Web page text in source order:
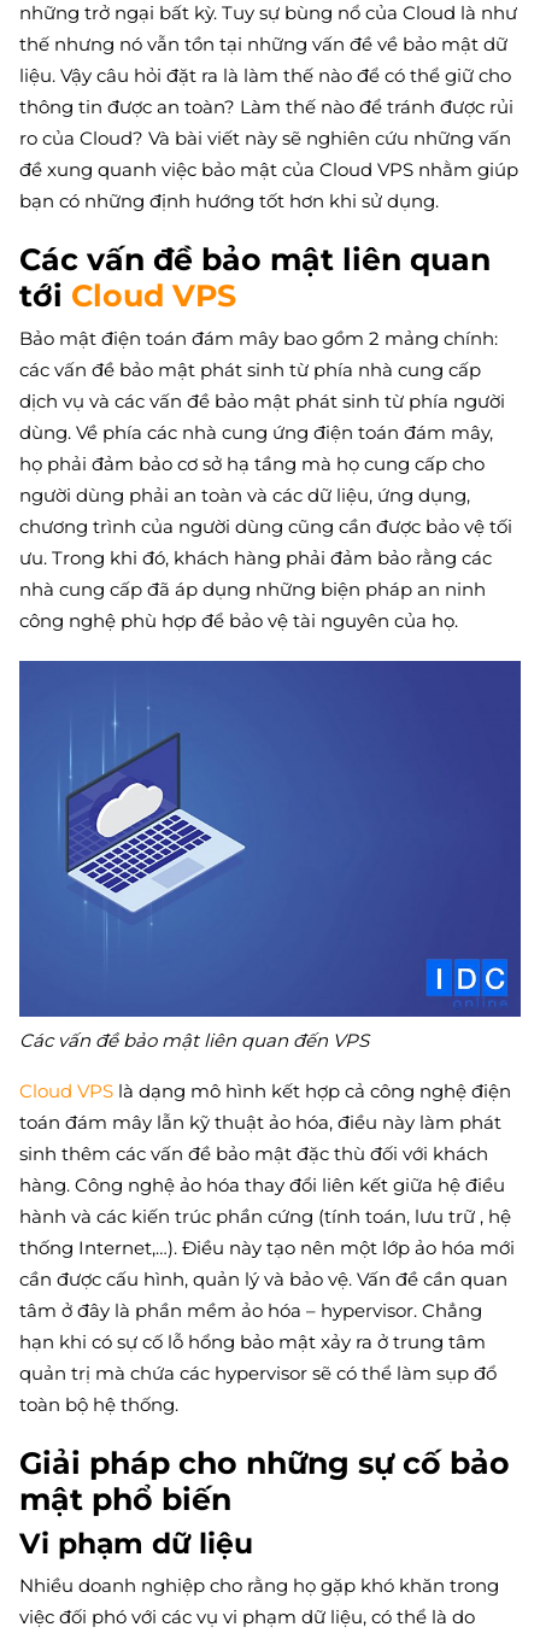
những trở ngại bất kỳ. Tuy sự bùng nổ của Cloud là như
thế nhưng nó vẫn tồn tại những vấn đề về bảo mật dữ
liệu. Vậy câu hỏi đặt ra là làm thế nào để có thể giữ cho
thông tin được an toàn? Làm thế nào để tránh được rủi
ro của Cloud? Và bài viết này sẽ nghiên cứu những vấn
đề xung quanh việc bảo mật của Cloud VPS nhằm giúp
bạn có những định hướng tốt hơn khi sử dụng.
Các vấn đề bảo mật liên quan
tới Cloud VPS
Bảo mật điện toán đám mây bao gồm 2 mảng chính:
các vấn đề bảo mật phát sinh từ phía nhà cung cấp
dịch vụ và các vấn đề bảo mật phát sinh từ phía người
dùng. Về phía các nhà cung ứng điện toán đám mây,
họ phải đảm bảo cơ sở hạ tầng mà họ cung cấp cho
người dùng phải an toàn và các dữ liệu, ứng dụng,
chương trình của người dùng cũng cần được bảo vệ tối
ưu. Trong khi đó, khách hàng phải đảm bảo rằng các
nhà cung cấp đã áp dụng những biện pháp an ninh
công nghệ phù hợp để bảo vệ tài nguyên của họ.
Các vấn đề bảo mật liên quan đến VPS
Cloud VPS là dạng mô hình kết hợp cả công nghệ điện
toán đám mây lẫn kỹ thuật ảo hóa, điều này làm phát
sinh thêm các vấn đề bảo mật đặc thù đối với khách
hàng. Công nghệ ảo hóa thay đổi liên kết giữa hệ điều
hành và các kiến trúc phần cứng (tính toán, lưu trữ , hệ
thống Internet,…). Điều này tạo nên một lớp ảo hóa mới
cần được cấu hình, quản lý và bảo vệ. Vấn đề cần quan
tâm ở đây là phần mềm ảo hóa – hypervisor. Chẳng
hạn khi có sự cố lỗ hổng bảo mật xảy ra ở trung tâm
quản trị mà chứa các hypervisor sẽ có thể làm sụp đổ
toàn bộ hệ thống.
Giải pháp cho những sự cố bảo
mật phổ biến
Vi phạm dữ liệu
Nhiều doanh nghiệp cho rằng họ gặp khó khăn trong
việc đối phó với các vụ vi phạm dữ liệu, có thể là do